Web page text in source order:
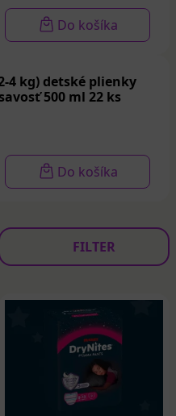
Do košíka
4 kg) detské plienky
500 ml 22 ks
Do košíka
FILTER